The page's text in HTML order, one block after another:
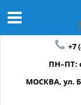
+7
ПН–ПТ:
МОСКВА, ул.